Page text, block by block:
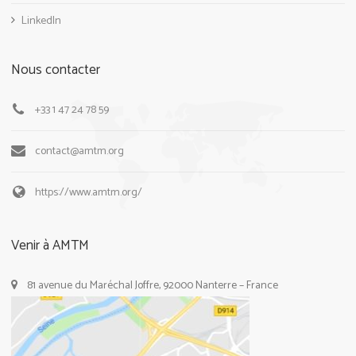
LinkedIn
Nous contacter
+33 1 47 24 78 59
contact@amtm.org
https://www.amtm.org/
Venir à AMTM
81 avenue du Maréchal Joffre, 92000 Nanterre – France